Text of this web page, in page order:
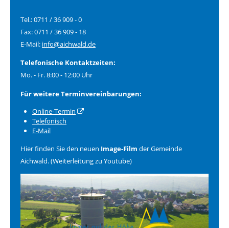
Tel.: 0711 / 36 909 - 0
Fax: 0711 / 36 909 - 18
E-Mail: info@aichwald.de
Telefonische Kontaktzeiten:
Mo. - Fr. 8:00 - 12:00 Uhr
Für weitere Terminvereinbarungen:
Online-Termin
Telefonisch
E-Mail
Hier finden Sie den neuen Image-Film der Gemeinde
Aichwald. (Weiterleitung zu Youtube)